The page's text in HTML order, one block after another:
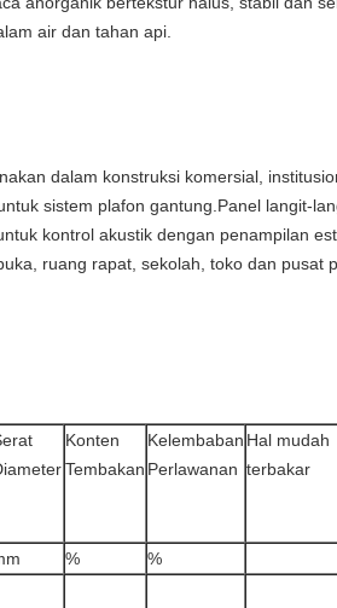
air dan tahan api.
dalam konstruksi komersial,
sistem plafon gantung.Panel langit-
kontrol akustik dengan penampilan
ruang rapat, sekolah, toko dan pusat
Konten
Tembakan
Kelembaban
Perlawanan
Hal mudah
terbakar
%
%